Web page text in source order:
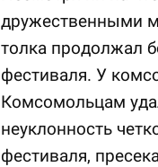
дружественными
толка продолжал
фестиваля. У
Комсомольцам
неуклонность
фестиваля,